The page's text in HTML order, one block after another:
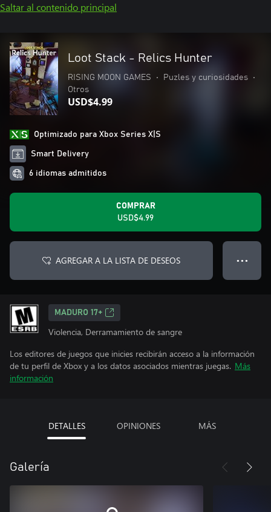
Saltar al contenido principal
Loot Stack - Relics Hunter
RISING MOON GAMES • Puzles y curiosidades
•
Otros
USD$4.99
Optimizado para Xbox Series X|S
Smart Delivery
6 idiomas admitidos
COMPRAR
USD$4.99
AGREGAR A LA LISTA DE DESEOS ● ● ●
MADURO 17+
Violencia, Derramamiento de sangre
Los editores de juegos que inicies recibirán acceso a la información
de tu perfil de Xbox y a los datos asociados mientras juegas. Más
información
DETALLES OPINIONES MÁS
Galería